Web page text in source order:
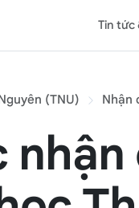
Tin tức
(TNU) Nhận